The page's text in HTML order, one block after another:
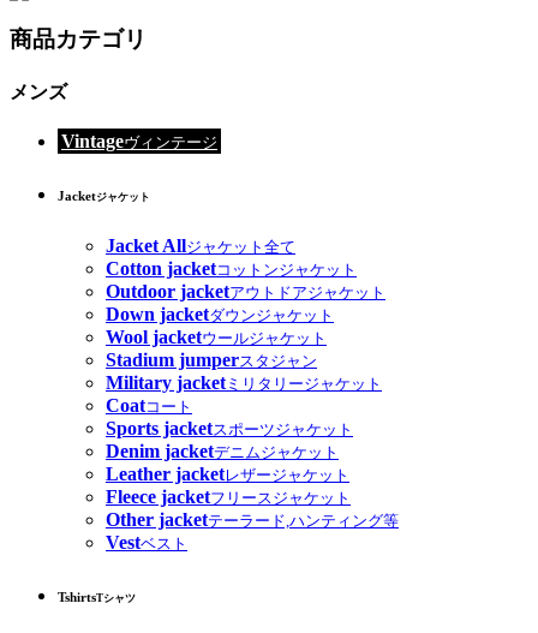
商品カテゴリ
メンズ
Vintageヴィンテージ
Jacketジャケット
Jacket Allジャケット全て
Cotton jacketコットンジャケット
Outdoor jacketアウトドアジャケット
Down jacketダウンジャケット
Wool jacketウールジャケット
Stadium jumperスタジャン
Military jacketミリタリージャケット
Coatコート
Sports jacketスポーツジャケット
Denim jacketデニムジャケット
Leather jacketレザージャケット
Fleece jacketフリースジャケット
Other jacketテーラード,ハンティング等
Vestベスト
TshirtsTシャツ